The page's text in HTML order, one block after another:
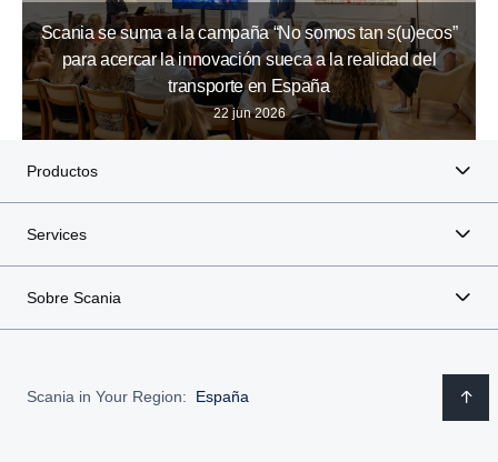
Scania se suma a la campaña “No somos tan s(u)ecos”
para acercar la innovación sueca a la realidad del
transporte en España
22 jun 2026
Productos
Services
Sobre Scania
Scania in Your Region: España